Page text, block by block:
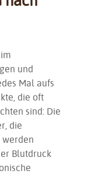
und
Mal aufs
die oft
sind: Die
die
werden
Blutdruck